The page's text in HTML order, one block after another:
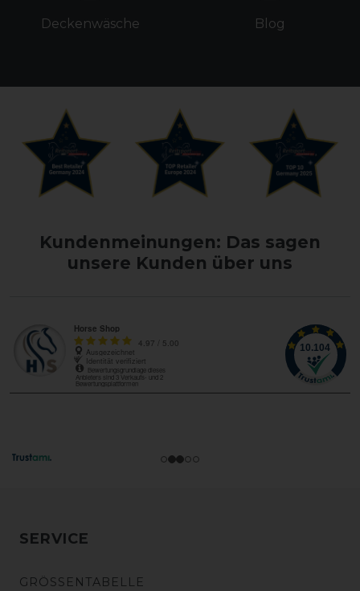
Deckenwäsche Blog
Kundenmeinungen: Das sagen
unsere Kunden über uns
SERVICE
GRÖSSENTABELLE